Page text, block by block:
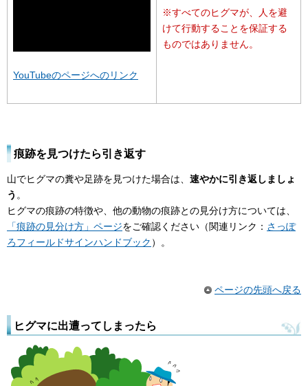
YouTubeのページへのリンク
※すべてのヒグマが、人を避
けて行動することを保証する
ものではありません。
痕跡を見つけたら引き返す
山でヒグマの糞や足跡を見つけた場合は、 速やかに引き返しましょ
う 。
ヒグマの痕跡の特徴や、他の動物の痕跡との見分け方については、
「痕跡の見分け方」ページをご確認ください（関連リンク： さっぽ
ろフィールドサインハンドブック ）。
ページの先頭へ戻る
ヒグマに出遭ってしまったら